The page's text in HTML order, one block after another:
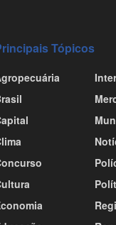
Tópicos